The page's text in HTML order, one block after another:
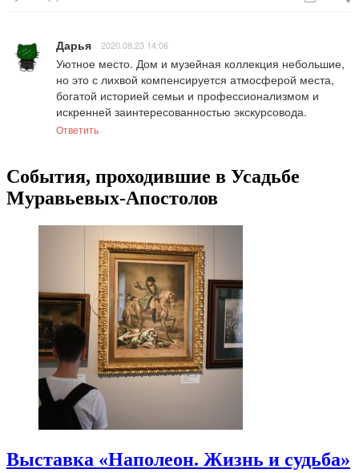
Дарья 2020.08.23 14:06
Уютное место. Дом и музейная коллекция небольшие,
но это с лихвой компенсируется атмосферой места,
богатой историей семьи и профессионализмом и
искренней заинтересованностью экскурсовода.
Ответить
События, проходившие в Усадьбе
Муравьевых-Апостолов
Выставка «Наполеон. Жизнь и судьба»